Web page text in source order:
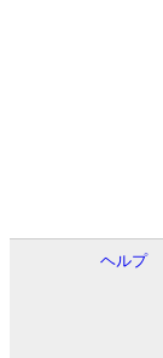
ヘルプ